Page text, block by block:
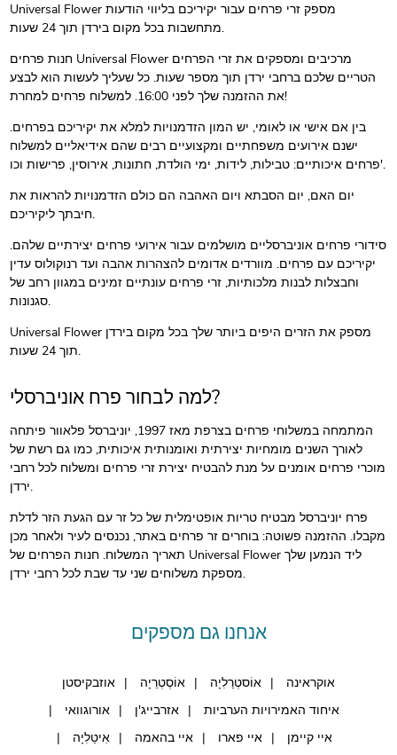
Universal Flower מספק זרי פרחים עבור יקיריכם בליווי הודעות
מתחשבות בכל מקום בירדן תוך 24 שעות.
חנות פרחים Universal Flower מרכיבים ומספקים את זרי הפרחים
הטריים שלכם ברחבי ירדן תוך מספר שעות. כל שעליך לעשות הוא לבצע
את ההזמנה שלך לפני 16:00. למשלוח פרחים למחרת!
בין אם אישי או לאומי, יש המון הזדמנויות למלא את יקיריכם בפרחים.
ישנם אירועים משפחתיים ומקצועיים רבים שהם אידיאליים למשלוח
פרחים איכותיים: טבילות, לידות, ימי הולדת, חתונות, אירוסין, פרישות וכו'.
יום האם, יום הסבתא ויום האהבה הם כולם הזדמנויות להראות את
חיבתך ליקיריכם.
סידורי פרחים אוניברסליים מושלמים עבור אירועי פרחים יצירתיים שלהם.
יקיריכם עם פרחים. מוורדים אדומים להצהרות אהבה ועד רנוקולוס עדין
וחבצלות לבנות מלכותיות, זרי פרחים עונתיים זמינים במגוון רחב של
סגנונות.
Universal Flower מספק את הזרים היפים ביותר שלך בכל מקום בירדן
תוך 24 שעות.
למה לבחור פרח אוניברסלי?
המתמחה במשלוחי פרחים בצרפת מאז 1997, יוניברסל פלאוור פיתחה
לאורך השנים מומחיות יצירתית ואומנותית איכותית, כמו גם רשת של
מוכרי פרחים אומנים על מנת להבטיח יצירת זרי פרחים ומשלוח לכל רחבי
ירדן.
פרח יוניברסל מבטיח טריות אופטימלית של כל זר עם הגעת הזר לדלת
מקבלו. ההזמנה פשוטה: בוחרים זר פרחים באתר, נכנסים לעיר ולאחר מכן
תאריך המשלוח. חנות הפרחים של Universal Flower ליד הנמען שלך
מספקת משלוחים שני עד שבת לכל רחבי ירדן.
אנחנו גם מספקים
אוזבקיסטן אוֹסְטְרֵיָה אוֹסטְרַלִיָה
אוקראינה
אורוגוואי
אזרבייג'ן
איחוד האמירויות הערביות
אִיטַלִיָה
איי בהאמה איי פארו
איי קיימן